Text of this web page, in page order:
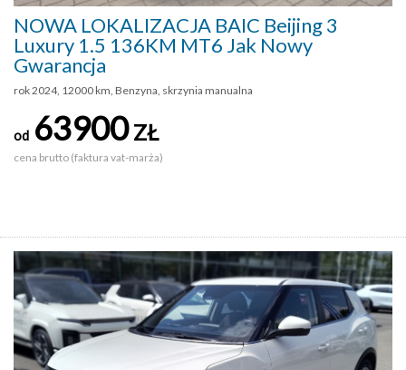
NOWA LOKALIZACJA BAIC Beijing 3
Luxury 1.5 136KM MT6 Jak Nowy
Gwarancja
rok 2024, 12000 km, Benzyna, skrzynia manualna
od 63900ZŁ
cena brutto (faktura vat-marża)